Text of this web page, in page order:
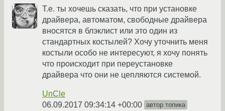
Т.е. ты хочешь сказать, что при установке
драйвера, автоматом, свободные драйвера
вносятся в блэклист или это один из
стандартных костылей? Хочу уточнить меня
костыли особо не интересуют, я хочу понять
что происходит при переустановке
драйвера что они не цепляются системой.
UnCle
06.09.2017 09:34:14 +00:00 автор топика